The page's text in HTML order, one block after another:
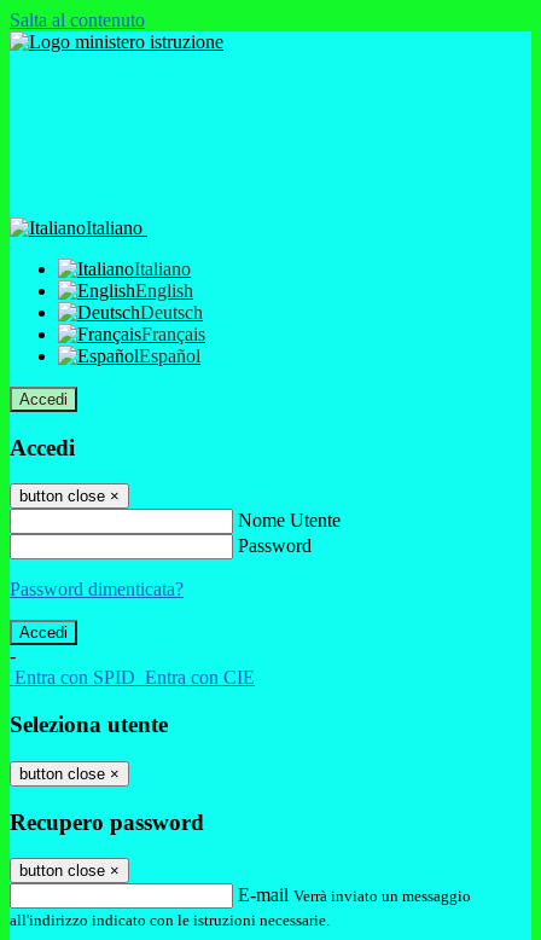
Salta al contenuto
Italiano
Italiano
English
Deutsch
Français
Español
Accedi
Accedi
button close ×
Nome Utente
Password
Password dimenticata?
-
Entra con SPID Entra con CIE
Seleziona utente
button close ×
Recupero password
button close ×
E-mail Verrà inviato un messaggio
all'indirizzo indicato con le istruzioni necessarie.